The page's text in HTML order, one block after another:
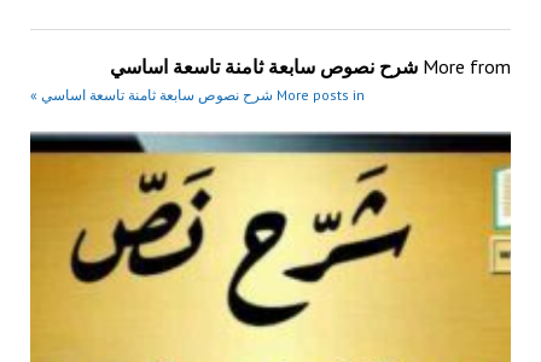
More from شرح نصوص سابعة ثامنة تاسعة اساسي
More posts in شرح نصوص سابعة ثامنة تاسعة اساسي »